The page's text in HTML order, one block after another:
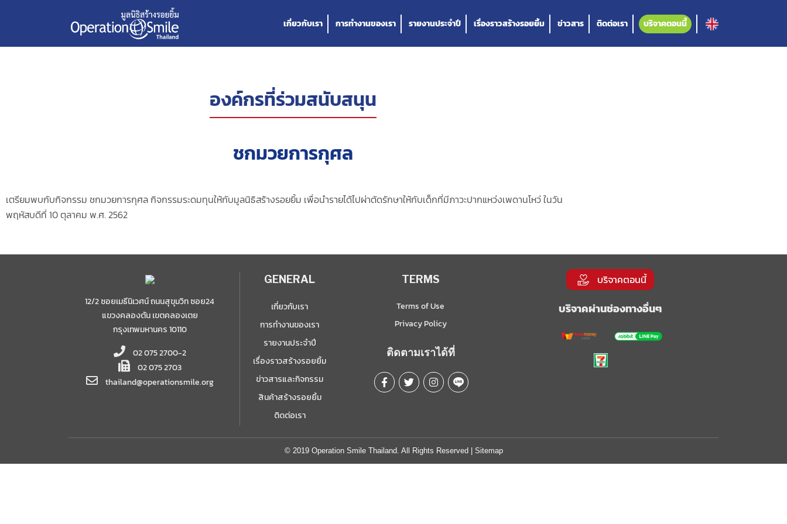
เกี่ยวกับเรา การทำงานของเรา รายงานประจำปี เรื่องราวสร้างรอยยิ้ม ข่าวสาร ติดต่อเรา บริจาคตอนนี้
องค์กรที่ร่วมสนับสนุน
ชกมวยการกุศล
เตรียมพบกับกิจกรรม ชกมวยการกุศล กิจกรรมระดมทุนให้กับมูลนิธิสร้างรอยยิ้ม เพื่อนำรายได้ไปผ่าตัดรักษาให้กับเด็กที่มีภาวะปากแหว่งเพดานโหว่ ในวัน
พฤหัสบดีที่ 10 ตุลาคม พ.ศ. 2562
12/2 ซอยเมธีนิเวศน์ ถนนสุขุมวิท ซอย24
แขวงคลองตัน เขตคลองเตย
กรุงเทพมหานคร 10110
02 075 2700-2
02 075 2703
thailand@operationsmile.org
GENERAL
เกี่ยวกับเรา
การทำงานของเรา
รายงานประจำปี
เรื่องราวสร้างรอยยิ้ม
ข่าวสารและกิจกรรม
สินค้าสร้างรอยยิ้ม
ติดต่อเรา
TERMS
Terms of Use
Privacy Policy
ติดตามเราได้ที่
บริจาคตอนนี้
บริจาคผ่านช่องทางอื่นๆ
© 2019 Operation Smile Thailand. All Rights Reserved | Sitemap